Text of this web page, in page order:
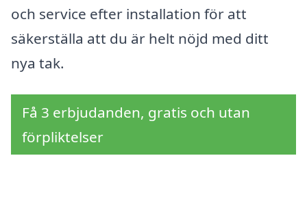
och service efter installation för att
säkerställa att du är helt nöjd med ditt
nya tak.
Få 3 erbjudanden, gratis och utan
förpliktelser